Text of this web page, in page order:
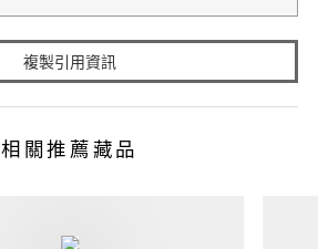
複製引用資訊
相關推薦藏品